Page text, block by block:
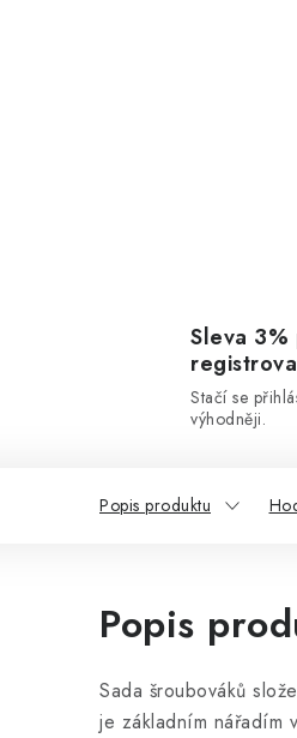
Sleva 3%
Stačí se
výhodněji.
Popis produktu
Popis
Sada šroubováků
je základním nářadím